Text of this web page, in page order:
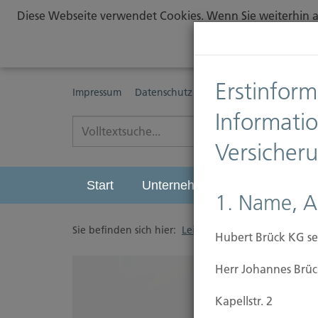
Diese Webseite verwendet Cookies. Wenn Sie
Impressum Datenschutz Erstinformationspflichten
Start Unternehmen
Sie befinden sich hier: Leistungen Sichern /
1. Name,
Hubert Brück KG
Herr Johannes
Kapellstr. 2